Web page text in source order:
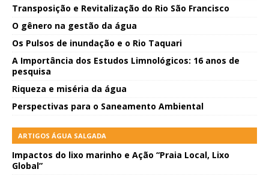
Transposição e Revitalização do Rio São Francisco
O gênero na gestão da água
Os Pulsos de inundação e o Rio Taquari
A Importância dos Estudos Limnológicos: 16 anos de
pesquisa
Riqueza e miséria da água
Perspectivas para o Saneamento Ambiental
ARTIGOS ÁGUA SALGADA
Impactos do lixo marinho e Ação “Praia Local, Lixo
Global”